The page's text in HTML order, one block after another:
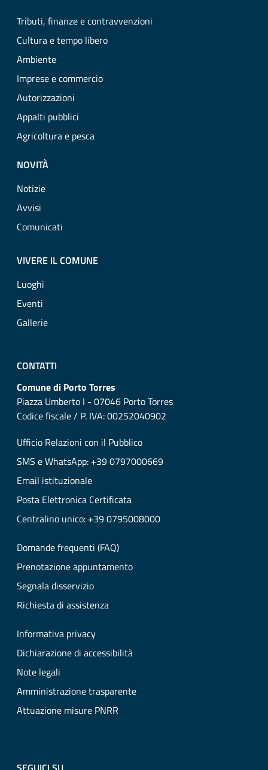
Tributi, finanze e contravvenzioni
Cultura e tempo libero
Ambiente
Imprese e commercio
Autorizzazioni
Appalti pubblici
Agricoltura e pesca
NOVITÀ
Notizie
Avvisi
Comunicati
VIVERE IL COMUNE
Luoghi
Eventi
Gallerie
CONTATTI
Comune di Porto Torres
Piazza Umberto I - 07046 Porto Torres
Codice fiscale / P. IVA: 00252040902
Ufficio Relazioni con il Pubblico
SMS e WhatsApp: +39 0797000669
Email istituzionale
Posta Elettronica Certificata
Centralino unico: +39 0795008000
Domande frequenti (FAQ)
Prenotazione appuntamento
Segnala disservizio
Richiesta di assistenza
Informativa privacy
Dichiarazione di accessibilità
Note legali
Amministrazione trasparente
Attuazione misure PNRR